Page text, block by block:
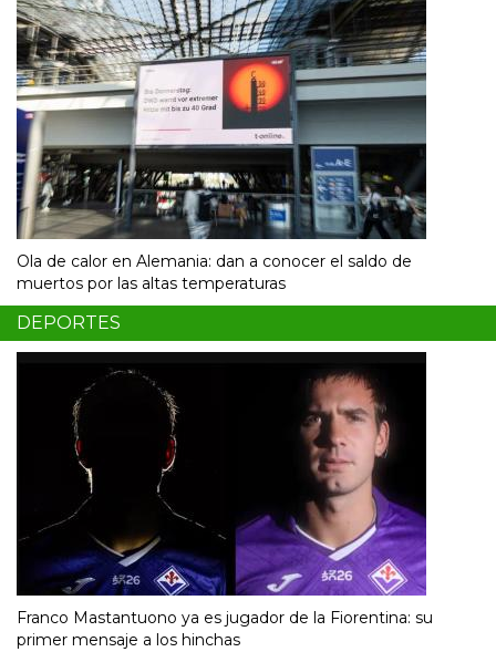
Ola de calor en Alemania: dan a conocer el saldo de
muertos por las altas temperaturas
DEPORTES
Franco Mastantuono ya es jugador de la Fiorentina: su
primer mensaje a los hinchas